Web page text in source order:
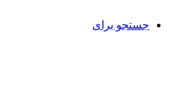
جستجو برای